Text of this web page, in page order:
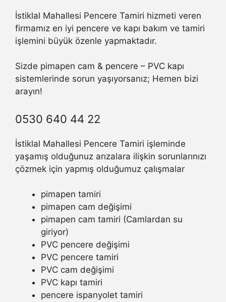
İstiklal Mahallesi Pencere Tamiri hizmeti veren
firmamız en iyi pencere ve kapı bakım ve tamiri
işlemini büyük özenle yapmaktadır.
Sizde pimapen cam & pencere – PVC kapı
sistemlerinde sorun yaşıyorsanız; Hemen bizi
arayın!
0530 640 44 22
İstiklal Mahallesi Pencere Tamiri işleminde
yaşamış olduğunuz arızalara ilişkin sorunlarınızı
çözmek için yapmış olduğumuz çalışmalar
pimapen tamiri
pimapen cam değişimi
pimapen cam tamiri (Camlardan su
giriyor)
PVC pencere değişimi
PVC pencere tamiri
PVC cam değişimi
PVC kapı tamiri
pencere ispanyolet tamiri